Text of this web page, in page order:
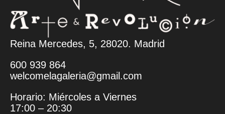
Reina Mercedes, 5, 28020. Madrid
600 939 864
welcomelagaleria@gmail.com
Horario: Miércoles a Viernes
17:00 – 20:30